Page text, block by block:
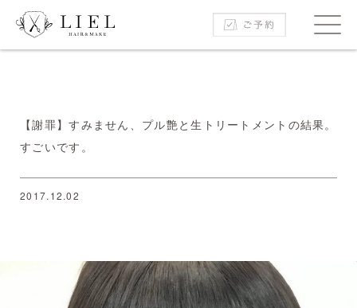
【謝罪】すみません、プル艶と生トリートメントの結果。
すごいです。
2017.12.02